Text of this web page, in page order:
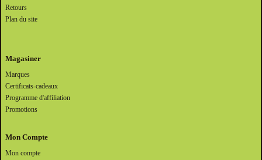
Retours
Plan du site
Magasiner
Marques
Certificats-cadeaux
Programme d'affiliation
Promotions
Mon Compte
Mon compte